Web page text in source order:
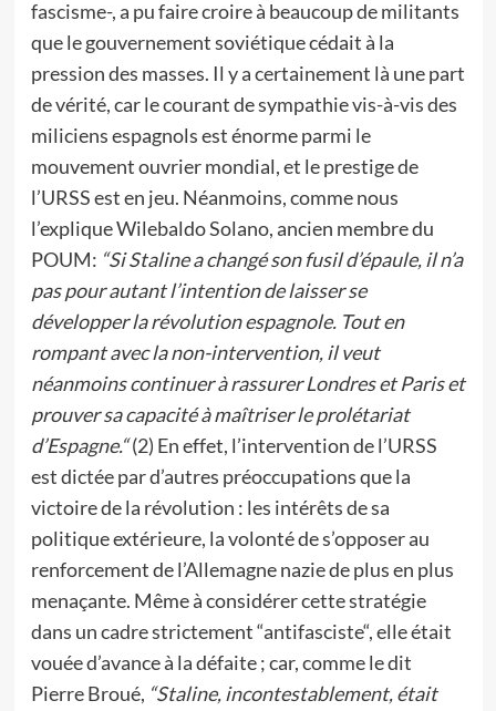
fascisme-, a pu faire croire à beaucoup de militants
que le gouvernement soviétique cédait à la
pression des masses. Il y a certainement là une part
de vérité, car le courant de sympathie vis-à-vis des
miliciens espagnols est énorme parmi le
mouvement ouvrier mondial, et le prestige de
l’URSS est en jeu. Néanmoins, comme nous
l’explique Wilebaldo Solano, ancien membre du
POUM: “Si Staline a changé son fusil d’épaule, il n’a
pas pour autant l’intention de laisser se
développer la révolution espagnole. Tout en
rompant avec la non-intervention, il veut
néanmoins continuer à rassurer Londres et Paris et
prouver sa capacité à maîtriser le prolétariat
d’Espagne.“(2) En effet, l’intervention de l’URSS
est dictée par d’autres préoccupations que la
victoire de la révolution : les intérêts de sa
politique extérieure, la volonté de s’opposer au
renforcement de l’Allemagne nazie de plus en plus
menaçante. Même à considérer cette stratégie
dans un cadre strictement “antifasciste“, elle était
vouée d’avance à la défaite ; car, comme le dit
Pierre Broué, “Staline, incontestablement, était